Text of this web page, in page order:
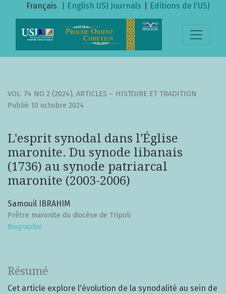
L&#039;esprit synodal dans l&#039;Église maronite. Du
Français | English USJ Journals Editions de l'USJ
VOL. 74 NO 2 (2024), ARTICLES – HISTOIRE ET TRADITION
L'esprit synodal dans l'Église
maronite. Du synode libanais
(1736) au synode patriarcal
maronite (2003-2006)
Publié 10 octobre 2024
Samouil IBRAHIM
Prêtre maronite du diocèse de Tripoli
Biographie
Résumé
Cet article explore l'évolution de la synodalité au sein de